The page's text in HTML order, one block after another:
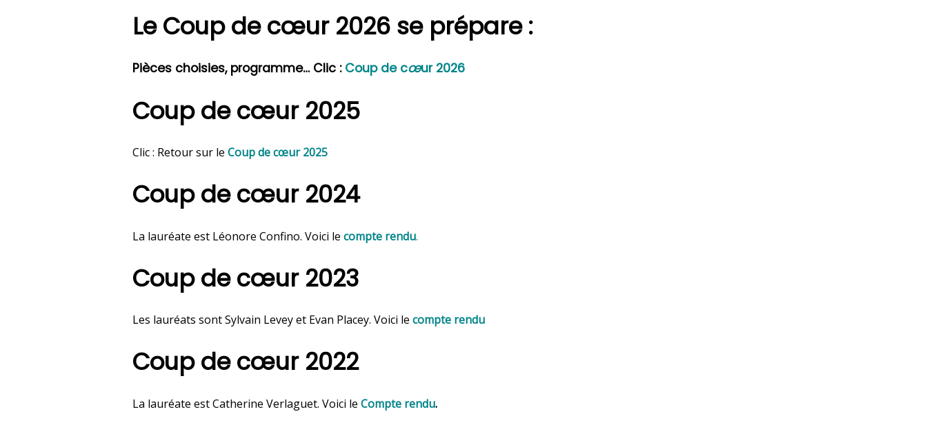
Le Coup de cœur 2026 se prépare :
Pièces choisies, programme… Clic : Coup de cœur 2026
Coup de cœur 2025
Clic : Retour sur le Coup de cœur 2025
Coup de cœur 2024
La lauréate est Léonore Confino. Voici le compte rendu.
Coup de cœur 2023
Les lauréats sont Sylvain Levey et Evan Placey. Voici le compte rendu
Coup de cœur 2022
La lauréate est Catherine Verlaguet. Voici le Compte rendu.